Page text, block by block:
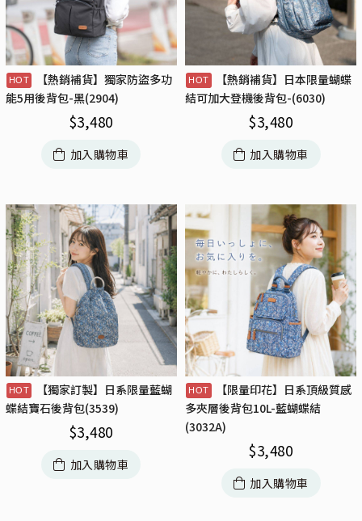
【熱銷補貨】獨家防盜多功
能5用後背包-黑(2904)
$3,480
加入購物車
【熱銷補貨】日本限量蝴蝶
結可加大登機後背包-(6030)
$3,480
加入購物車
【獨家訂製】日系限量藍蝴
蝶結寶石後背包(3539)
$3,480
加入購物車
【限量印花】日系頂級質感
多夾層後背包10L-藍蝴蝶結
(3032A)
$3,480
加入購物車